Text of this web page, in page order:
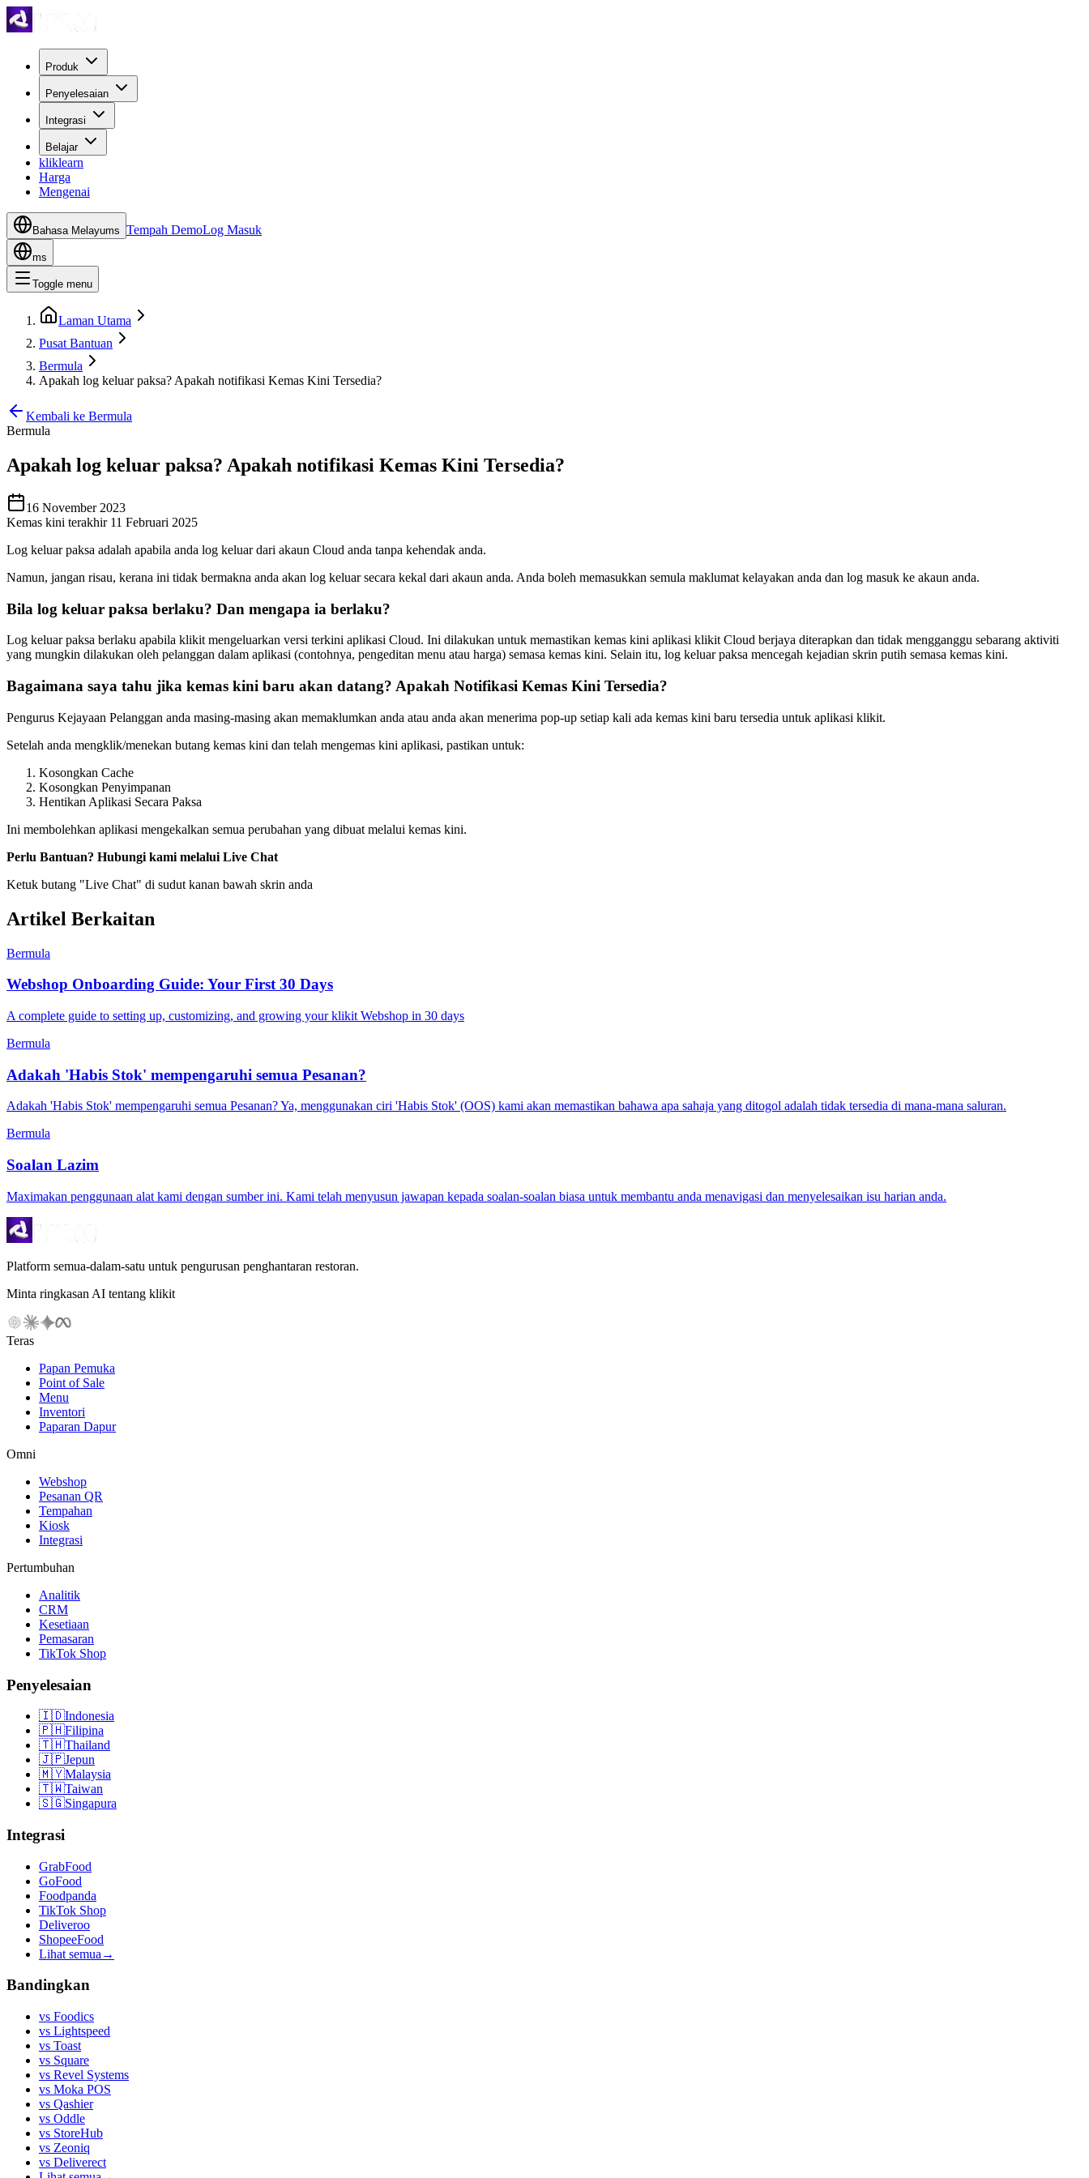
Produk
Penyelesaian
Integrasi
Belajar
kliklearn
Harga
Mengenai
Bahasa Melayums Tempah DemoLog Masuk
ms
Toggle menu
Laman Utama
Pusat Bantuan
Bermula
Apakah log keluar paksa? Apakah notifikasi Kemas Kini Tersedia?
Kembali ke Bermula
Bermula
Apakah log keluar paksa? Apakah notifikasi Kemas Kini Tersedia?
16 November 2023
Kemas kini terakhir 11 Februari 2025
Log keluar paksa adalah apabila anda log keluar dari akaun Cloud anda tanpa kehendak anda.
Namun, jangan risau, kerana ini tidak bermakna anda akan log keluar secara kekal dari akaun anda. Anda boleh memasukkan semula maklumat kelayakan anda dan log masuk ke akaun anda.
Bila log keluar paksa berlaku? Dan mengapa ia berlaku?
Log keluar paksa berlaku apabila klikit mengeluarkan versi terkini aplikasi Cloud. Ini dilakukan untuk memastikan kemas kini aplikasi klikit Cloud berjaya diterapkan dan tidak mengganggu sebarang aktiviti
yang mungkin dilakukan oleh pelanggan dalam aplikasi (contohnya, pengeditan menu atau harga) semasa kemas kini. Selain itu, log keluar paksa mencegah kejadian skrin putih semasa kemas kini.
Bagaimana saya tahu jika kemas kini baru akan datang? Apakah Notifikasi Kemas Kini Tersedia?
Pengurus Kejayaan Pelanggan anda masing-masing akan memaklumkan anda atau anda akan menerima pop-up setiap kali ada kemas kini baru tersedia untuk aplikasi klikit.
Setelah anda mengklik/menekan butang kemas kini dan telah mengemas kini aplikasi, pastikan untuk:
Kosongkan Cache
Kosongkan Penyimpanan
Hentikan Aplikasi Secara Paksa
Ini membolehkan aplikasi mengekalkan semua perubahan yang dibuat melalui kemas kini.
Perlu Bantuan? Hubungi kami melalui Live Chat
Ketuk butang "Live Chat" di sudut kanan bawah skrin anda
Artikel Berkaitan
Bermula
Webshop Onboarding Guide: Your First 30 Days
A complete guide to setting up, customizing, and growing your klikit Webshop in 30 days
Bermula
Adakah 'Habis Stok' mempengaruhi semua Pesanan?
Adakah 'Habis Stok' mempengaruhi semua Pesanan? Ya, menggunakan ciri 'Habis Stok' (OOS) kami akan memastikan bahawa apa sahaja yang ditogol adalah tidak tersedia di mana-mana saluran.
Bermula
Soalan Lazim
Maximakan penggunaan alat kami dengan sumber ini. Kami telah menyusun jawapan kepada soalan-soalan biasa untuk membantu anda menavigasi dan menyelesaikan isu harian anda.
Platform semua-dalam-satu untuk pengurusan penghantaran restoran.
Minta ringkasan AI tentang klikit
Teras
Papan Pemuka
Point of Sale
Menu
Inventori
Paparan Dapur
Omni
Webshop
Pesanan QR
Tempahan
Kiosk
Integrasi
Pertumbuhan
Analitik
CRM
Kesetiaan
Pemasaran
TikTok Shop
Penyelesaian
🇮🇩Indonesia
🇵🇭Filipina
🇹🇭Thailand
🇯🇵Jepun
🇲🇾Malaysia
🇹🇼Taiwan
🇸🇬Singapura
Integrasi
GrabFood
GoFood
Foodpanda
TikTok Shop
Deliveroo
ShopeeFood
Lihat semua →
Bandingkan
vs Foodics
vs Lightspeed
vs Toast
vs Square
vs Revel Systems
vs Moka POS
vs Qashier
vs Oddle
vs StoreHub
vs Zeoniq
vs Deliverect